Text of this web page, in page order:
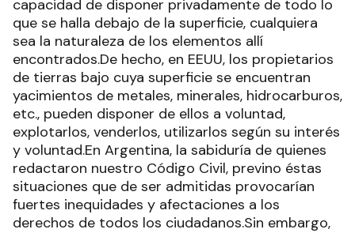
capacidad de disponer privadamente de todo lo
que se halla debajo de la superficie, cualquiera
sea la naturaleza de los elementos allí
encontrados.De hecho, en EEUU, los propietarios
de tierras bajo cuya superficie se encuentran
yacimientos de metales, minerales, hidrocarburos,
etc., pueden disponer de ellos a voluntad,
explotarlos, venderlos, utilizarlos según su interés
y voluntad.En Argentina, la sabiduría de quienes
redactaron nuestro Código Civil, previno éstas
situaciones que de ser admitidas provocarían
fuertes inequidades y afectaciones a los
derechos de todos los ciudadanos.Sin embargo,